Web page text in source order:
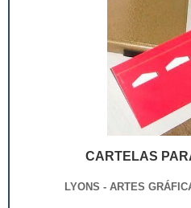
gramatura; Possuem um
que os panfletos;Entre
utilizados para diversas
anunciar a inauguração
imobiliário, por
trabalhar muito com flyer é
coleções, com uma seleção
gratuita pelos bares e
CARTELAS
LYONS - ARTES